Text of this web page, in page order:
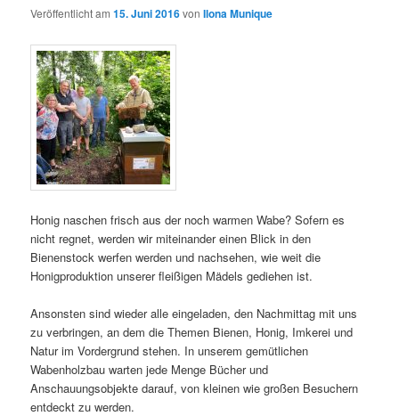
Veröffentlicht am15. Juni 2016vonIlona Munique
Honig naschen frisch aus der noch warmen Wabe? Sofern es
nicht regnet, werden wir miteinander einen Blick in den
Bienenstock werfen werden und nachsehen, wie weit die
Honigproduktion unserer fleißigen Mädels gediehen ist.
Ansonsten sind wieder alle eingeladen, den Nachmittag mit uns
zu verbringen, an dem die Themen Bienen, Honig, Imkerei und
Natur im Vordergrund stehen. In unserem gemütlichen
Wabenholzbau warten jede Menge Bücher und
Anschauungsobjekte darauf, von kleinen wie großen Besuchern
entdeckt zu werden.